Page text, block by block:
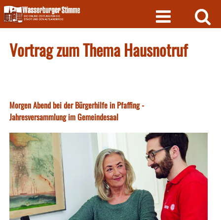
Skip
to
content
Vortrag zum Thema Hausnotruf
Morgen Abend bei der Bürgerhilfe in Pfaffing -
Jahresversammlung im Gemeindesaal